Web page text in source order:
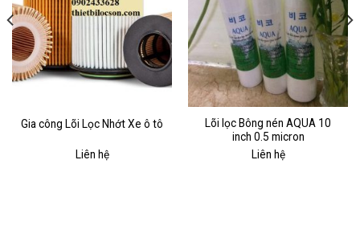
Gia công Lõi Lọc Nhớt Xe ô tô
Liên hệ
Lõi lọc Bông nén AQUA 10
inch 0.5 micron
Liên hệ